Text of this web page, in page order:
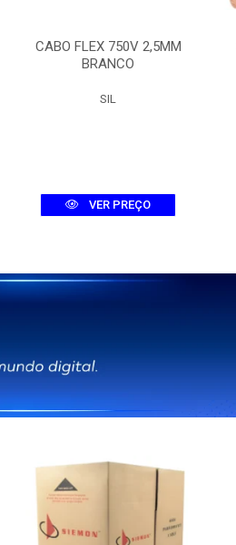
CABO FLEX 750V 2,5MM
BRANCO
SIL
VER PREÇO